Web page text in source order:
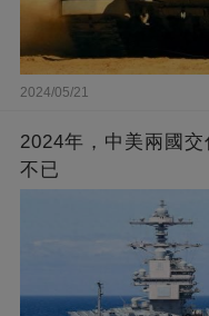
2024/05/21
2024年，中美兩國
不已